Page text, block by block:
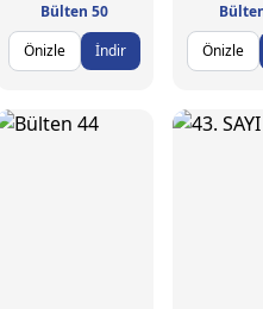
Bülten 50
Önizle
İndir
Önizle